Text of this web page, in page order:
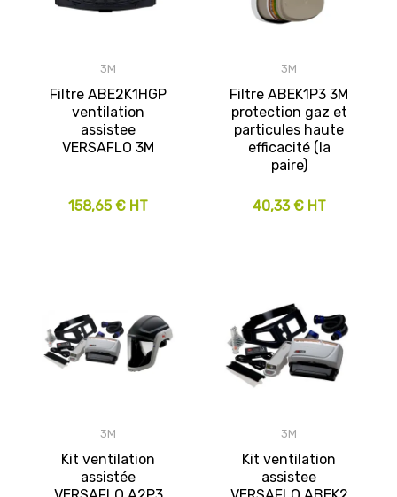
3M
Filtre ABE2K1HGP
ventilation
assistee
VERSAFLO 3M
158,65 € HT
3M
Filtre ABEK1P3 3M
protection gaz et
particules haute
efficacité (la
paire)
40,33 € HT
3M
Kit ventilation
assistée
3M
Kit ventilation
assistee